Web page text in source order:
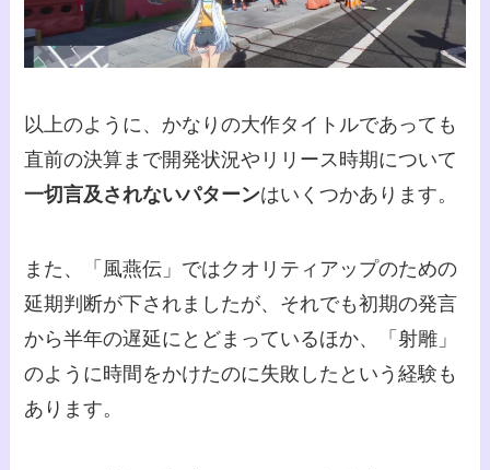
以上のように、かなりの大作タイトルであっても
直前の決算まで開発状況やリリース時期について
一切言及されないパターンはいくつかあります。
また、「風燕伝」ではクオリティアップのための
延期判断が下されましたが、それでも初期の発言
から半年の遅延にとどまっているほか、「射雕」
のように時間をかけたのに失敗したという経験も
あります。